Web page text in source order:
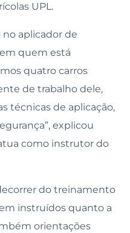
UPL.
aplicador de
quem está
quatro carros
de trabalho dele,
técnicas de aplicação,
explicou
como instrutor do
do treinamento
instruídos quanto a
orientações